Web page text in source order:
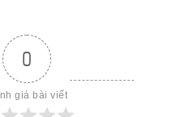
0
giá bài viết